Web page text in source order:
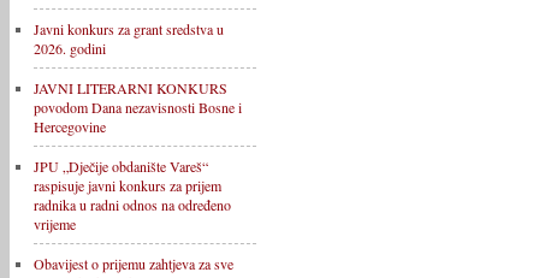
Javni konkurs za grant sredstva u
2026. godini
JAVNI LITERARNI KONKURS
povodom Dana nezavisnosti Bosne i
Hercegovine
JPU „Dječije obdanište Vareš“
raspisuje javni konkurs za prijem
radnika u radni odnos na određeno
vrijeme
Obavijest o prijemu zahtjeva za sve